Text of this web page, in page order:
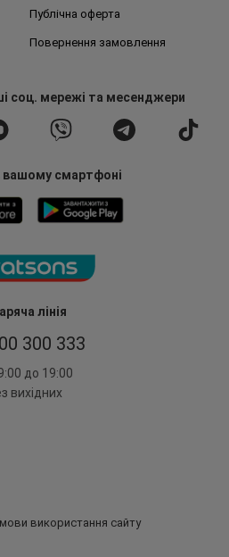
лінія
300 333
до 19:00
вихідних
Публічна оферта
Повернення замовлення
соц. мережі та месенджери
вашому смартфоні
використання сайту